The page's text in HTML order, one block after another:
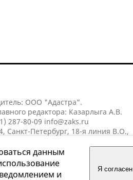
ООО "Адастра".
редактора: Казарлыга А.В.
287-80-09 info@zaks.ru
Санкт-Петербург, 18-я линия В.О.,
данным
и
Я согласен